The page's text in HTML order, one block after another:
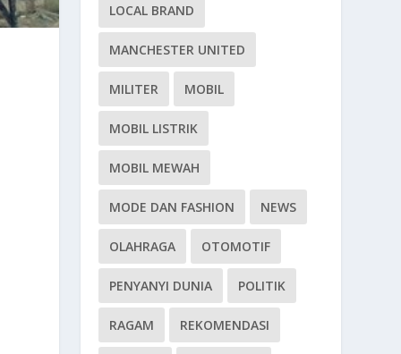
LOCAL BRAND
MANCHESTER UNITED
MILITER MOBIL
MOBIL LISTRIK
MOBIL MEWAH
MODE DAN FASHION NEWS
OLAHRAGA OTOMOTIF
PENYANYI DUNIA POLITIK
RAGAM REKOMENDASI